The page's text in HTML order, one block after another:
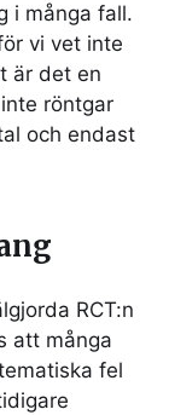
i många fall.
vi vet inte
är det en
röntgar
och endast
RCT:n
att många
fel